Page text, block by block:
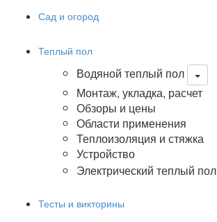
Сад и огород
Теплый пол
Водяной теплый пол
Монтаж, укладка, расчет
Обзоры и цены
Области применения
Теплоизоляция и стяжка
Устройство
Электрический теплый пол
Тесты и викторины